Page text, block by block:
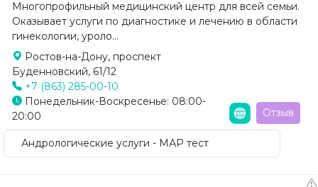
Многопрофильный медицинский центр для всей семьи.
Оказывает услуги по диагностике и лечению в области
гинекологии, уроло...
Ростов-на-Дону, проспект
Буденновский, 61/12
+7 (863) 285-00-10
Понедельник-Воскресенье: 08:00-
20:00
Отзыв
Андрологические услуги - МАР тест